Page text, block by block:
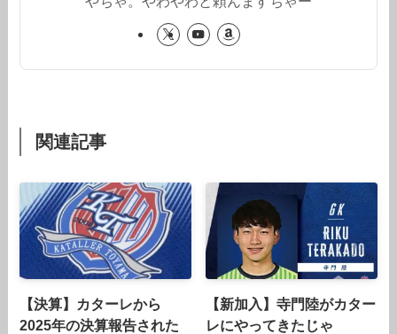
関連記事
【決算】カターレから
2025年の決算報告された
【新加入】寺門陸がカター
レにやってきたじゃ